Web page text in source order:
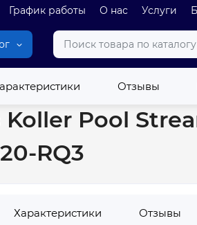
График работы О нас Услуги
Отзывы
унитаз Koller Pool Stream
Pool
RQ3
Характеристики Отзывы